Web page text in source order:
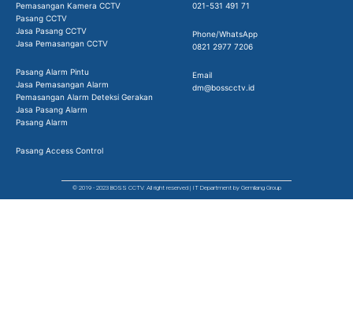
Pemasangan Kamera CCTV
Pasang CCTV
Jasa Pasang CCTV
Jasa Pemasangan CCTV
Pasang Alarm Pintu
Jasa Pemasangan Alarm
Pemasangan Alarm Deteksi Gerakan
Jasa Pasang Alarm
Pasang Alarm
Pasang Access Control
021-531 491 71
Phone/WhatsApp
0821 2977 7206
Email
dm@bosscctv.id
© 2019 - 2023 BOSS CCTV. All right reserved | IT Department by Gemilang Group